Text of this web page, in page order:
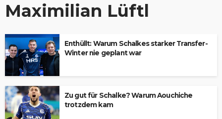
Maximilian Lüftl
Enthüllt: Warum Schalkes starker Transfer-
Winter nie geplant war
Zu gut für Schalke? Warum Aouchiche
trotzdem kam